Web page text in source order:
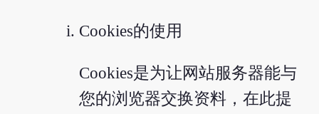
Cookies的使用
Cookies是为让网站服务器能与
您的浏览器交换资料，在此提